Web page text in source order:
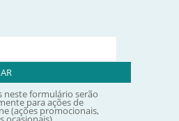
neste formulário serão
para ações de
(ações promocionais,